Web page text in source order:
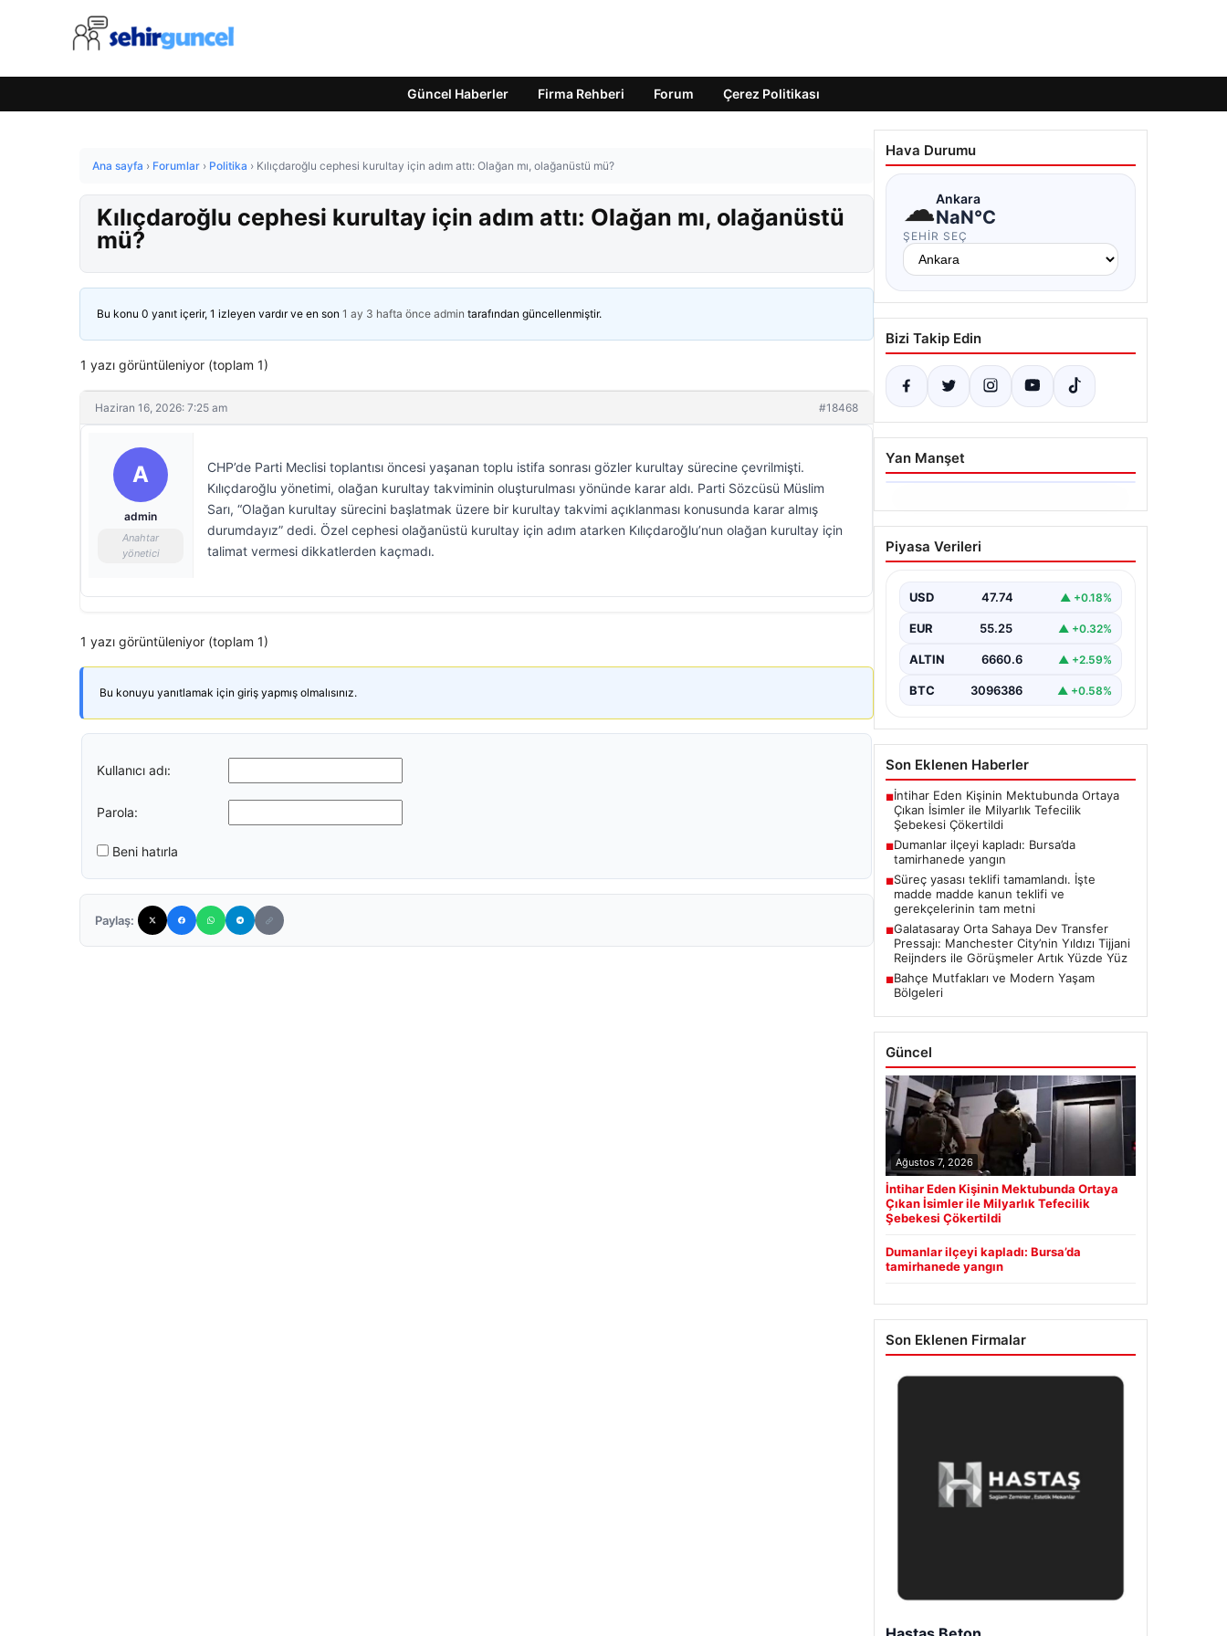
Güncel Haberler Firma Rehberi Forum Çerez Politikası
Ana sayfa › Forumlar › Politika › Kılıçdaroğlu cephesi kurultay için adım attı: Olağan mı, olağanüstü mü?
Kılıçdaroğlu cephesi kurultay için adım attı: Olağan mı, olağanüstü
mü?
Bu konu 0 yanıt içerir, 1 izleyen vardır ve en son 1 ay 3 hafta önce admin tarafından güncellenmiştir.
1 yazı görüntüleniyor (toplam 1)
Haziran 16, 2026: 7:25 am #18468
A
admin
Anahtar
yönetici
CHP’de Parti Meclisi toplantısı öncesi yaşanan toplu istifa sonrası gözler kurultay sürecine çevrilmişti.
Kılıçdaroğlu yönetimi, olağan kurultay takviminin oluşturulması yönünde karar aldı. Parti Sözcüsü Müslim
Sarı, “Olağan kurultay sürecini başlatmak üzere bir kurultay takvimi açıklanması konusunda karar almış
durumdayız” dedi. Özel cephesi olağanüstü kurultay için adım atarken Kılıçdaroğlu’nun olağan kurultay için
talimat vermesi dikkatlerden kaçmadı.
1 yazı görüntüleniyor (toplam 1)
Bu konuyu yanıtlamak için giriş yapmış olmalısınız.
Kullanıcı adı:
Parola:
Beni hatırla
Paylaş:
Hava Durumu
☁Ankara
NaN°C
ŞEHIR SEÇ
Bizi Takip Edin
Yan Manşet
06.08.2026
Dumanlar ilçeyi kapladı:
Bursa’da tamirhanede
Piyasa Verileri
USD 47.74 ▲ +0.18%
EUR 55.25 ▲ +0.32%
ALTIN 6660.6 ▲ +2.59%
BTC 3096386 ▲ +0.58%
Son Eklenen Haberler
■İntihar Eden Kişinin Mektubunda Ortaya
Çıkan İsimler ile Milyarlık Tefecilik
Şebekesi Çökertildi
■Dumanlar ilçeyi kapladı: Bursa’da
tamirhanede yangın
■Süreç yasası teklifi tamamlandı. İşte
madde madde kanun teklifi ve
gerekçelerinin tam metni
■Galatasaray Orta Sahaya Dev Transfer
Pressajı: Manchester City’nin Yıldızı Tijjani
Reijnders ile Görüşmeler Artık Yüzde Yüz
■Bahçe Mutfakları ve Modern Yaşam
Bölgeleri
Güncel
Ağustos 7, 2026
İntihar Eden Kişinin Mektubunda Ortaya
Çıkan İsimler ile Milyarlık Tefecilik
Şebekesi Çökertildi
Dumanlar ilçeyi kapladı: Bursa’da
tamirhanede yangın
Son Eklenen Firmalar